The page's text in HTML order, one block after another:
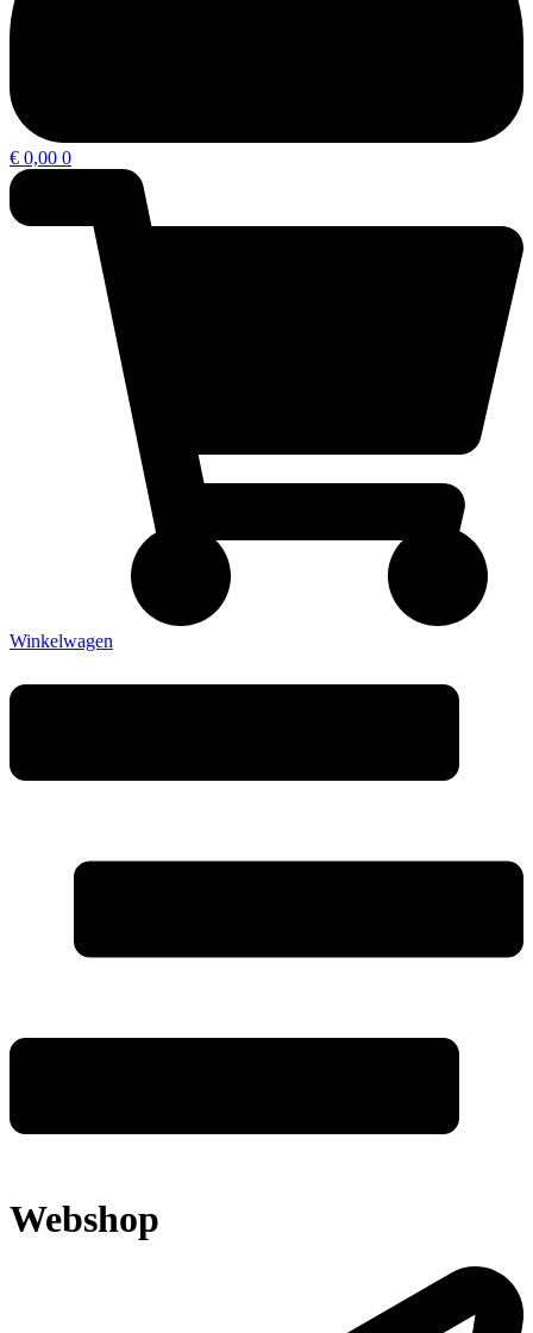
€ 0,00 0
Winkelwagen
Webshop